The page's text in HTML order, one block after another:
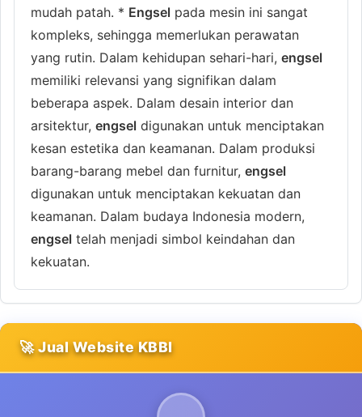
mudah patah. * Engsel pada mesin ini sangat
kompleks, sehingga memerlukan perawatan
yang rutin. Dalam kehidupan sehari-hari, engsel
memiliki relevansi yang signifikan dalam
beberapa aspek. Dalam desain interior dan
arsitektur, engsel digunakan untuk menciptakan
kesan estetika dan keamanan. Dalam produksi
barang-barang mebel dan furnitur, engsel
digunakan untuk menciptakan kekuatan dan
keamanan. Dalam budaya Indonesia modern,
engsel telah menjadi simbol keindahan dan
kekuatan.
🚀 Jual Website KBBI